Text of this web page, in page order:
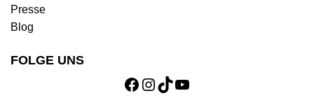
Presse
Blog
FOLGE UNS
Facebook
Instagram
TikTokYouTube